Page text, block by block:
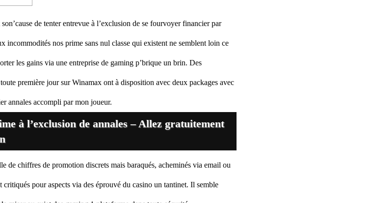
de tenter entrevue à l’exclusion de se fourvoyer financier par
incommodités nos prime sans nul classe qui existent ne semblent loin ce
les gains via une entreprise de gaming p’brique un brin. Des
première jour sur Winamax ont à disposition avec deux packages avec
annales accompli par mon joueur.
à l’exclusion de annales – Allez gratuitement
de chiffres de promotion discrets mais baraqués, acheminés via email ou
critiqués pour aspects via des éprouvé du casino un tantinet. Il semble